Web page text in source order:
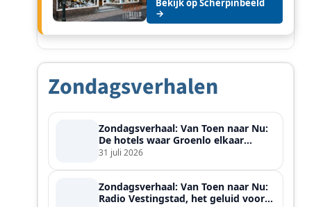
Bekijk op Scherpinbeeld
→
Zondagsverhalen
Zondagsverhaal: Van Toen naar Nu:
De hotels waar Groenlo elkaar
ontmoette
31 juli 2026
Zondagsverhaal: Van Toen naar Nu:
Radio Vestingstad, het geluid voor